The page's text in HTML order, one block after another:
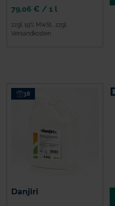
zzgl. 19% MwSt., zzgl.
Versandkosten
79,06 € / 1 l
38
Danjiri